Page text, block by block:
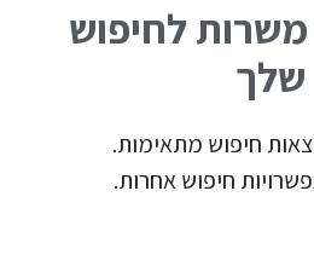
לחיפוש
שלך
חיפוש מתאימות.
חיפוש אחרות.